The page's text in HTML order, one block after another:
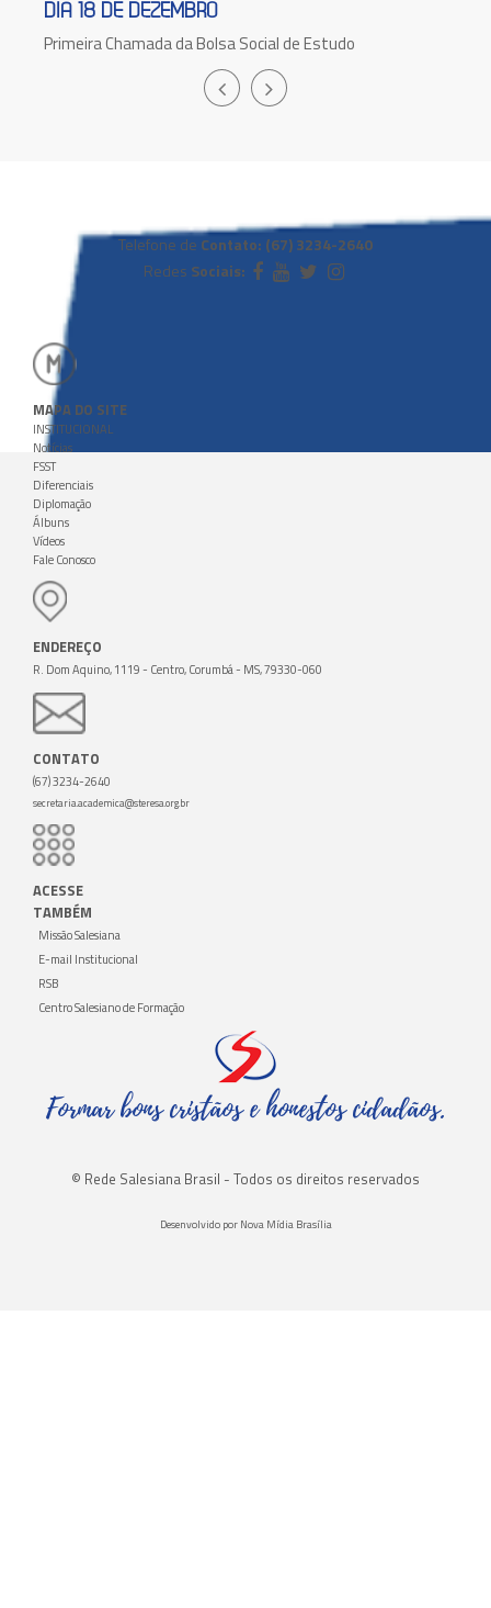
DIA 18 DE DEZEMBRO
Primeira Chamada da Bolsa Social de Estudo
Telefone de Contato: (67) 3234-2640
Redes Sociais:
MAPA DO SITE
INSTITUCIONAL
Notícias
FSST
Diferenciais
Diplomação
Álbuns
Vídeos
Fale Conosco
ENDEREÇO
R. Dom Aquino, 1119 - Centro, Corumbá - MS, 79330-060
CONTATO
(67) 3234-2640
secretaria.academica@steresa.org.br
ACESSE
TAMBÉM
Missão Salesiana
E-mail Institucional
RSB
Centro Salesiano de Formação
Formar bons cristãos e honestos cidadãos.
© Rede Salesiana Brasil - Todos os direitos reservados
Desenvolvido por Nova Mídia Brasília